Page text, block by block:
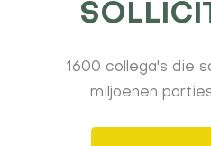
1600 collega's die
miljoenen